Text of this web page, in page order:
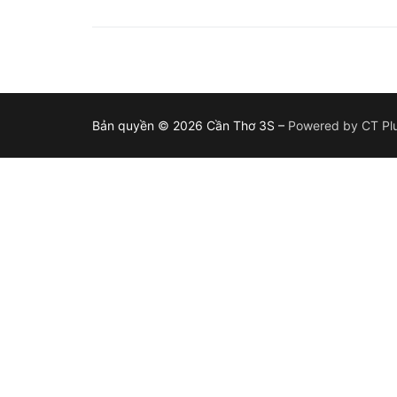
Bản quyền © 2026 Cần Thơ 3S – Powered by CT